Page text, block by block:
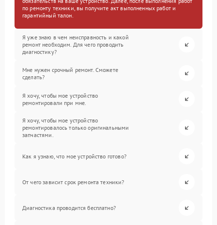
по ремонту техники, вы получите акт выполненных работ и
гарантийный талон.
Я уже знаю в чем неисправность и какой
ремонт необходим. Для чего проводить
диагностику?
Мне нужен срочный ремонт. Сможете
сделать?
Я хочу, чтобы мое устройство
ремонтировали при мне.
Я хочу, чтобы мое устройство
ремонтировалось только оригинальными
запчастями.
Как я узнаю, что мое устройство готово?
От чего зависит срок ремонта техники?
Диагностика проводится бесплатно?